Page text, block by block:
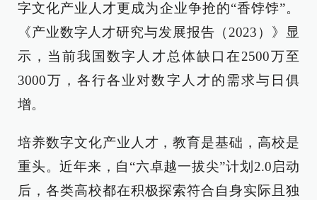
字文化产业人才更成为企业争抢的“香饽饽”。
《产业数字人才研究与发展报告（2023）》显
示，当前我国数字人才总体缺口在2500万至
3000万，各行各业对数字人才的需求与日俱
增。
培养数字文化产业人才，教育是基础，高校是
重头。近年来，自“六卓越一拔尖”计划2.0启动
后，各类高校都在积极探索符合自身实际且独